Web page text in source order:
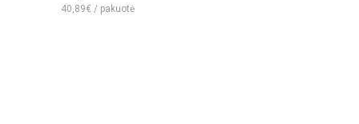
40,89€ / pakuotė